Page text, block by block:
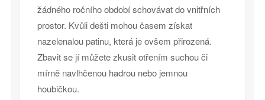
žádného ročního období schovávat do vnitřních
prostor. Kvůli dešti mohou časem získat
nazelenalou patinu, která je ovšem přirozená.
Zbavit se jí můžete zkusit otřením suchou či
mírně navlhčenou hadrou nebo jemnou
houbičkou.